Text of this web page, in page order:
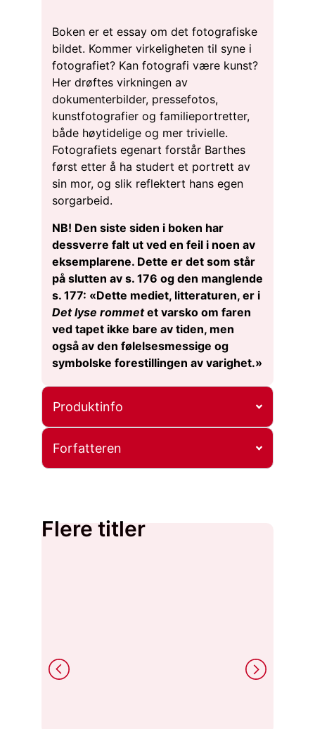
Boken er et essay om det fotografiske
bildet. Kommer virkeligheten til syne i
fotografiet? Kan fotografi være kunst?
Her drøftes virkningen av
dokumenterbilder, pressefotos,
kunstfotografier og familieportretter,
både høytidelige og mer trivielle.
Fotografiets egenart forstår Barthes
først etter å ha studert et portrett av
sin mor, og slik reflektert hans egen
sorgarbeid.
NB! Den siste siden i boken har
dessverre falt ut ved en feil i noen av
eksemplarene. Dette er det som står
på slutten av s. 176 og den manglende
s. 177: «Dette mediet, litteraturen, er i
Det lyse rommetet varsko om faren
ved tapet ikke bare av tiden, men
også av den følelsesmessige og
symbolske forestillingen av varighet.»
Produktinfo
Forfatteren
Flere titler